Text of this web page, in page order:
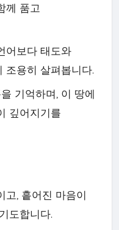
께 품고
어보다 태도와
조용히 살펴봅니다.
기억하며, 이 땅에
깊어지기를
고, 흩어진 마음이
도합니다.